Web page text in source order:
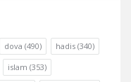
dova (490) hadis (340)
islam (353)